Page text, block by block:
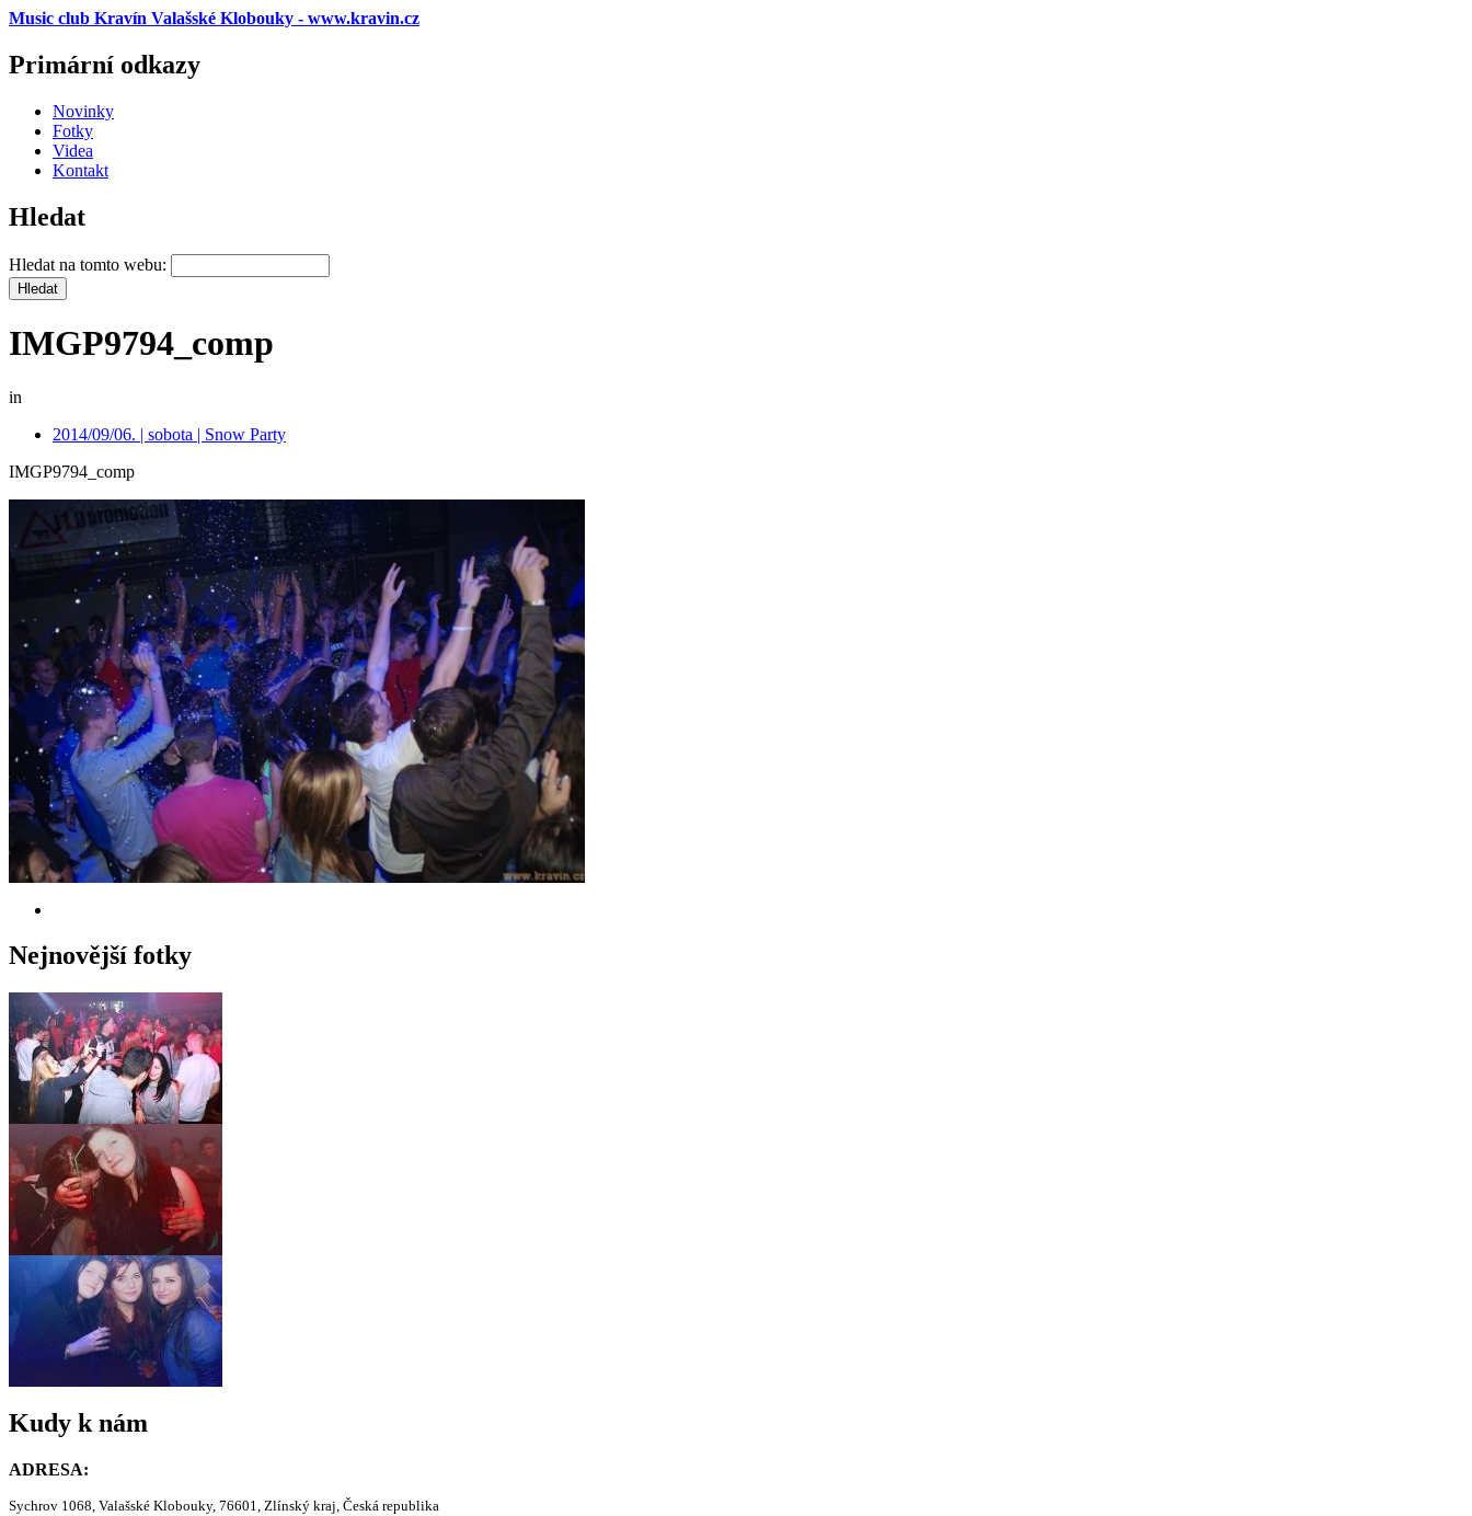
Music club Kravín Valašské Klobouky - www.kravin.cz
Primární odkazy
Novinky
Fotky
Videa
Kontakt
Hledat
Hledat na tomto webu:
IMGP9794_comp
in
2014/09/06. | sobota | Snow Party
IMGP9794_comp
Nejnovější fotky
Kudy k nám
ADRESA:
Sychrov 1068, Valašské Klobouky, 76601, Zlínský kraj, Česká republika